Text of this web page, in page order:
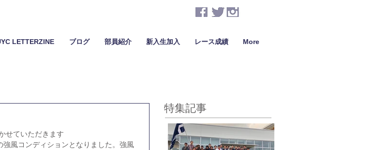
LETTERZINE ブログ 部員紹介 新入生加入 レース成績 More
せていただきます
風コンディションとなりました。強風
特集記事